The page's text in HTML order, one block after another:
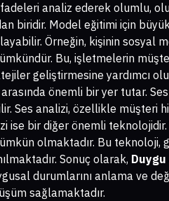
analiz ederek olumlu,
biridir. Model eğitimi için
Örneğin, kişinin sosyal
Bu, işletmelerin
geliştirmesine yardımcı
önemli bir yer tutar.
Ses analizi, özellikle müşteri
ise bir diğer önemli
olmaktadır. Bu
Sonuç olarak, Duygu
durumlarını anlama ve
sağlamaktadır.